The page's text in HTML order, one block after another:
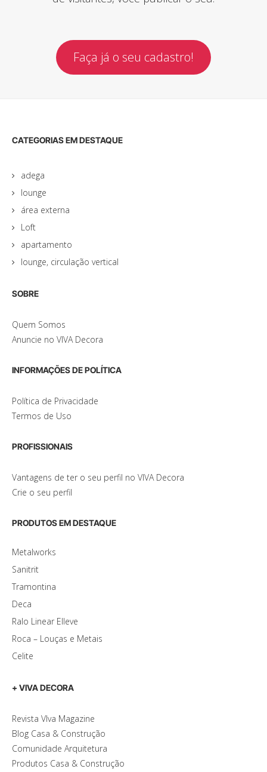
Faça já o seu cadastro!
CATEGORIAS EM DESTAQUE
adega
lounge
área externa
Loft
apartamento
lounge, circulação vertical
SOBRE
Quem Somos
Anuncie no VIVA Decora
INFORMAÇÕES DE POLÍTICA
Política de Privacidade
Termos de Uso
PROFISSIONAIS
Vantagens de ter o seu perfil no VIVA Decora
Crie o seu perfil
PRODUTOS EM DESTAQUE
Metalworks
Sanitrit
Tramontina
Deca
Ralo Linear Elleve
Roca – Louças e Metais
Celite
+ VIVA DECORA
Revista VIva Magazine
Blog Casa & Construção
Comunidade Arquitetura
Produtos Casa & Construção